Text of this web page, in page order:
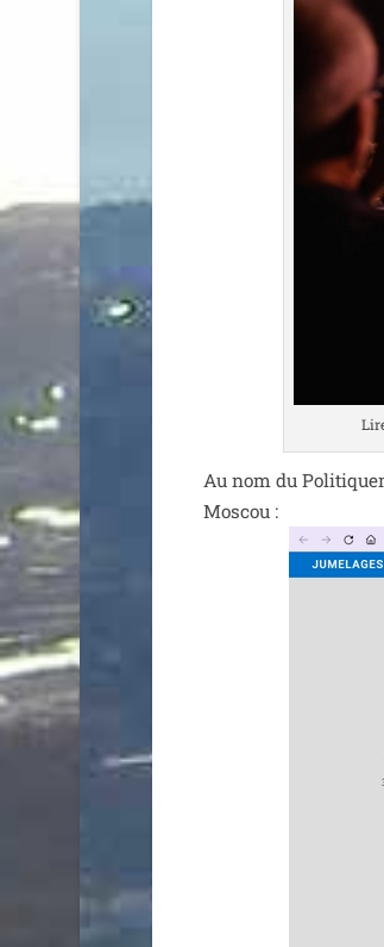
Au nom du
Moscou :